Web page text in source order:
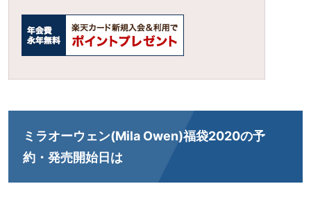
ミラオーウェン(Mila Owen)福袋2020の予
約・発売開始日は